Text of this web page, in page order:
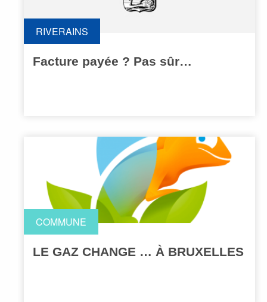
RIVERAINS
Facture payée ? Pas sûr…
COMMUNE
LE GAZ CHANGE … À BRUXELLES